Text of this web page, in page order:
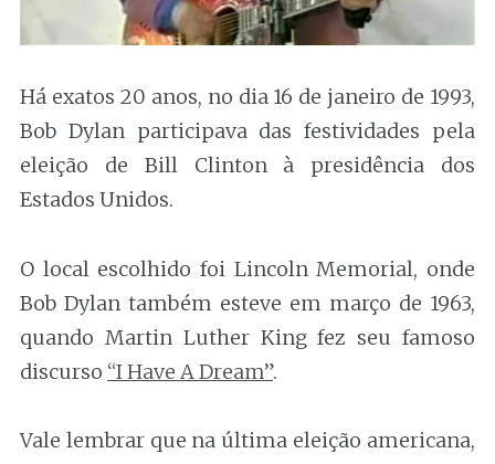
Há exatos 20 anos, no dia 16 de janeiro de 1993,
Bob Dylan participava das festividades pela
eleição de Bill Clinton à presidência dos
Estados Unidos.
O local escolhido foi Lincoln Memorial, onde
Bob Dylan também esteve em março de 1963,
quando Martin Luther King fez seu famoso
discurso “I Have A Dream”.
Vale lembrar que na última eleição americana,